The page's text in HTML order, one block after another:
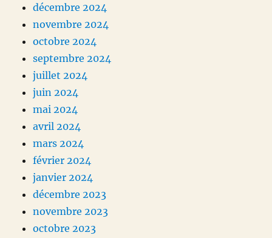
décembre 2024
novembre 2024
octobre 2024
septembre 2024
juillet 2024
juin 2024
mai 2024
avril 2024
mars 2024
février 2024
janvier 2024
décembre 2023
novembre 2023
octobre 2023